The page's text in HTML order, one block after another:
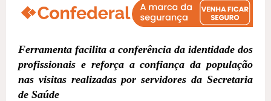
Ferramenta facilita a conferência da identidade dos
profissionais e reforça a confiança da população
nas visitas realizadas por servidores da Secretaria
de Saúde